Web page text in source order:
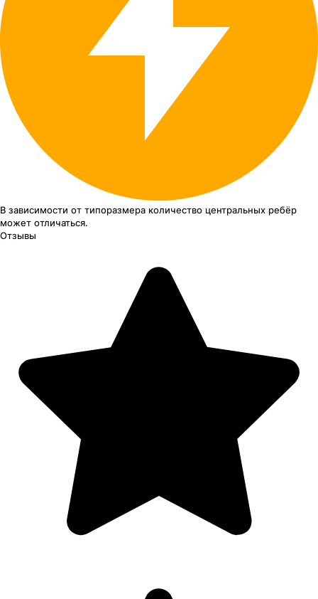
В зависимости от типоразмера количество центральных ребёр
может отличаться.
Отзывы